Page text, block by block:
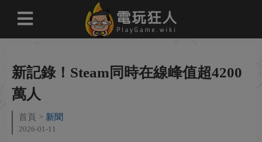
新記錄！Steam同時在線峰值超4200
萬人
首頁 新聞
2026-01-11